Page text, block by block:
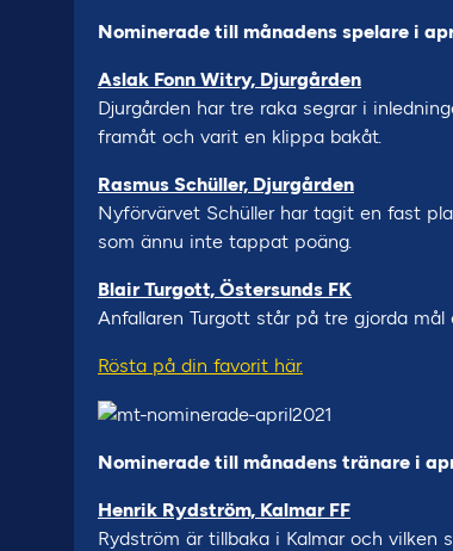
Nominerade till månadens spelare i
Aslak Fonn Witry, Djurgården
Djurgården har tre raka segrar i
framåt och varit en klippa bakåt.
Rasmus Schüller, Djurgården
Nyförvärvet Schüller har tagit en fast
som ännu inte tappat poäng.
Blair Turgott, Östersunds FK
Anfallaren Turgott står på tre gjorda
Rösta på din favorit här.
Nominerade till månadens tränare i
Henrik Rydström, Kalmar FF
Rydström är tillbaka i Kalmar och